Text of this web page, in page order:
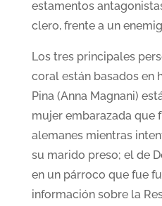
estamentos
clero, frente a un
Los tres principales
coral están basados en
Pina (Anna Magnani)
mujer embarazada que
alemanes mientras
su marido preso; el de
en un párroco que fue
información sobre la